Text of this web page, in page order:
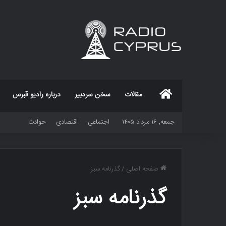
مقالات سخن سردبیر درباره رادیو قبرس
جمعه, ۱۶ مرداد ۱۴۰۵ اجتماعی اقتصادی حوادث
صفحه اصلی /گذرنامه سبز
گذرنامه سبز